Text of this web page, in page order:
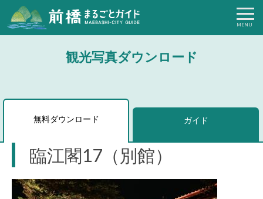
観光写真ダウンロード
無料ダウンロード ガイド
臨江閣17（別館）